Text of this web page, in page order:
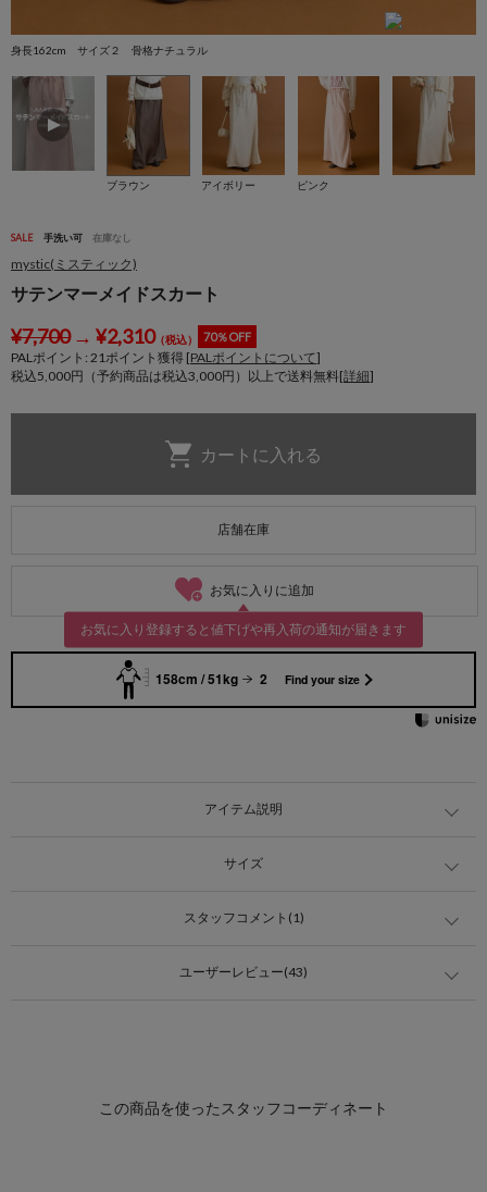
身長162cm サイズ２ 骨格ナチュラル
ブラウン アイボリー ピンク
SALE 手洗い可 在庫なし
mystic(ミスティック)
サテンマーメイドスカート
¥7,700→ ¥2,310（税込） 70％OFF
PALポイント: 21 ポイント獲得 [PALポイントについて]
税込5,000円（予約商品は税込3,000円）以上で送料無料[詳細]
店舗在庫
お気に入りに追加
お気に入り登録すると値下げや再入荷の通知が届きます
158cm / 51kg 2 Find your size
アイテム説明
サイズ
スタッフコメント(1)
ユーザーレビュー(43)